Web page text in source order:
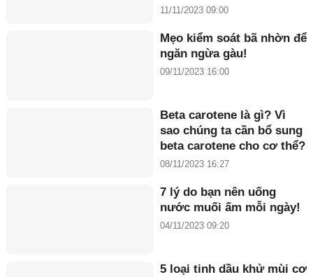
11/11/2023 09:00
Mẹo kiểm soát bã nhờn để
ngăn ngừa gàu!
09/11/2023 16:00
Beta carotene là gì? Vì
sao chúng ta cần bổ sung
beta carotene cho cơ thể?
08/11/2023 16:27
7 lý do bạn nên uống
nước muối ấm mỗi ngày!
04/11/2023 09:20
5 loại tinh dầu khử mùi cơ